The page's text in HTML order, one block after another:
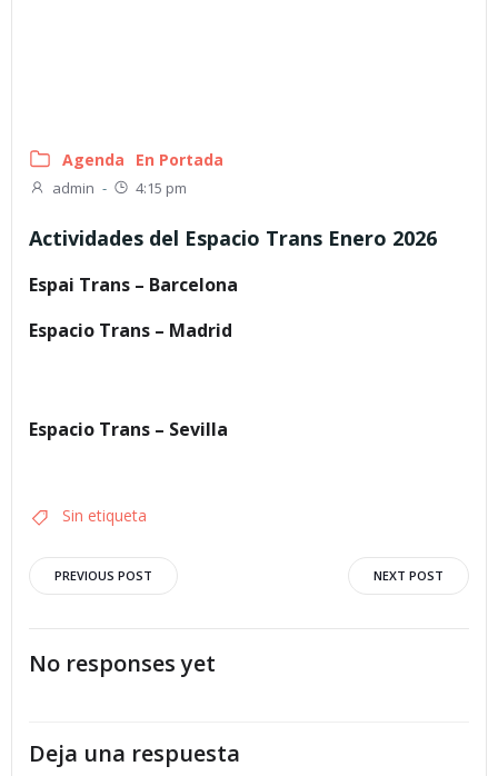
Agenda En Portada
admin - 4:15 pm
Actividades del Espacio Trans Enero 2026
Espai Trans – Barcelona
Espacio Trans – Madrid
Espacio Trans – Sevilla
Sin etiqueta
Navegación
por
las
entradas
PREVIOUS POST
Navegación
por
NEXT POST
No responses yet
Deja una respuesta